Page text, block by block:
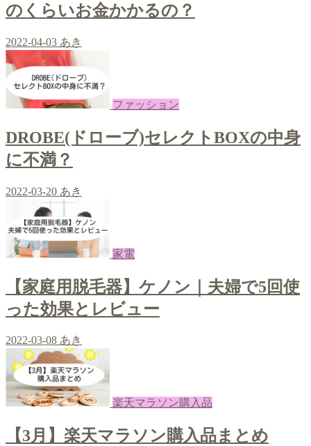
のくらいお金かかるの？
2022-04-03 あき
ファッション
DROBE(ドローブ)セレクトBOXの中身
に不満？
2022-03-20 あき
家電
【家庭用脱毛器】ケノン｜夫婦で5回使
った効果とレビュー
2022-03-08 あき
楽天マラソン購入品
【3月】楽天マラソン購入品まとめ